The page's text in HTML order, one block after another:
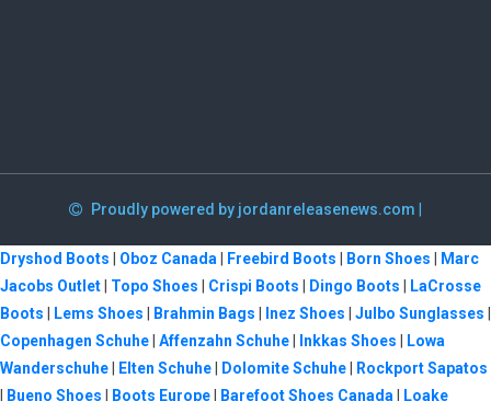
Proudly powered by jordanreleasenews.com
Dryshod Boots Oboz Canada Freebird Boots Born Shoes
Marc
Jacobs Outlet
Topo Shoes Crispi Boots Dingo Boots
LaCrosse
Boots
Lems Shoes Brahmin Bags Inez Shoes Julbo Sunglasses
Copenhagen Schuhe Affenzahn Schuhe Inkkas Shoes
Lowa
Wanderschuhe
Elten Schuhe Dolomite Schuhe
Rockport Sapatos
Bueno Shoes Boots Europe Barefoot Shoes Canada Loake